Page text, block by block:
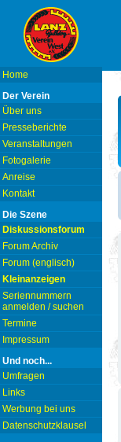
Home
Der Verein
Über uns
Presseberichte
Veranstaltungen
Fotogalerie
Anreise
Kontakt
Die Szene
Diskussionsforum
Forum Archiv
Forum (englisch)
Kleinanzeigen
Seriennummern
anmelden / suchen
Termine
Impressum
Und noch...
Umfragen
Links
Werbung bei uns
Datenschutzklausel